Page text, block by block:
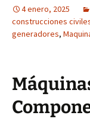
4 enero, 2025
construcciones
generadores,